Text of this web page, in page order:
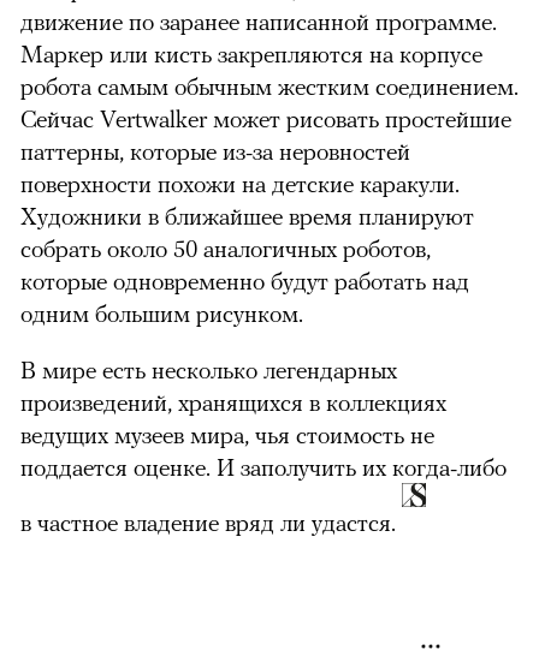
движение по заранее написанной программе.
Маркер или кисть закрепляются на корпусе
робота самым обычным жестким соединением.
Сейчас Vertwalker может рисовать простейшие
паттерны, которые из-за неровностей
поверхности похожи на детские каракули.
Художники в ближайшее время планируют
собрать около 50 аналогичных роботов,
которые одновременно будут работать над
одним большим рисунком.
В мире есть несколько легендарных
произведений, хранящихся в коллекциях
ведущих музеев мира, чья стоимость не
поддается оценке. И заполучить их когда-либо
в частное владение вряд ли удастся.